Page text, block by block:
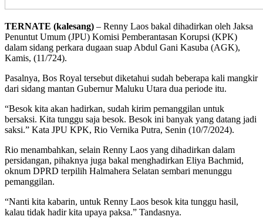
TERNATE (kalesang) – Renny Laos bakal dihadirkan oleh Jaksa
Penuntut Umum (JPU) Komisi Pemberantasan Korupsi (KPK)
dalam sidang perkara dugaan suap Abdul Gani Kasuba (AGK),
Kamis, (11/724).
Pasalnya, Bos Royal tersebut diketahui sudah beberapa kali mangkir
dari sidang mantan Gubernur Maluku Utara dua periode itu.
“Besok kita akan hadirkan, sudah kirim pemanggilan untuk
bersaksi. Kita tunggu saja besok. Besok ini banyak yang datang jadi
saksi.” Kata JPU KPK, Rio Vernika Putra, Senin (10/7/2024).
Rio menambahkan, selain Renny Laos yang dihadirkan dalam
persidangan, pihaknya juga bakal menghadirkan Eliya Bachmid,
oknum DPRD terpilih Halmahera Selatan sembari menunggu
pemanggilan.
“Nanti kita kabarin, untuk Renny Laos besok kita tunggu hasil,
kalau tidak hadir kita upaya paksa.” Tandasnya.